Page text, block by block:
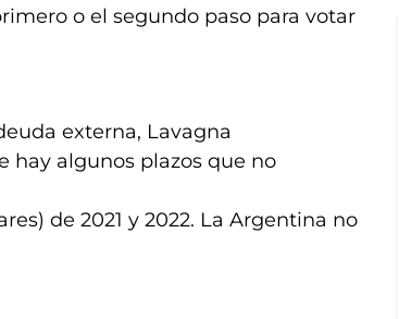
o el segundo paso para votar
externa, Lavagna
hay algunos plazos que no
de 2021 y 2022. La Argentina no